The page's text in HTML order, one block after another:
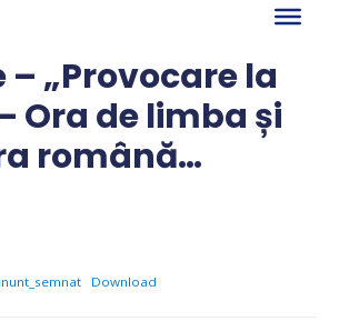
„Provocare la
Ora de limba și
română…
Download